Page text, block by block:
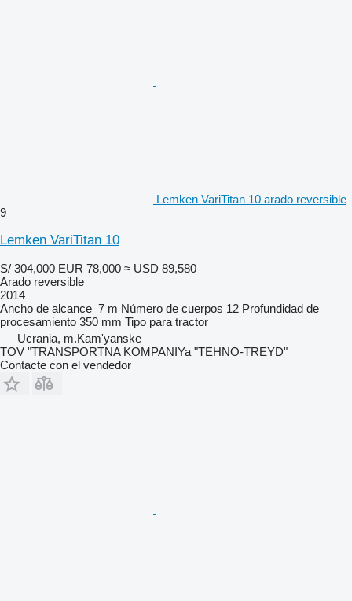
Lemken VariTitan 10 arado reversible
9
Lemken VariTitan 10
S/ 304,000 EUR 78,000 ≈ USD 89,580
Arado reversible
2014
Ancho de alcance 7 m Número de cuerpos 12 Profundidad de
procesamiento 350 mm Tipo para tractor
Ucrania, m.Kam'yanske
TOV "TRANSPORTNA KOMPANIYa "TEHNO-TREYD"
Contacte con el vendedor